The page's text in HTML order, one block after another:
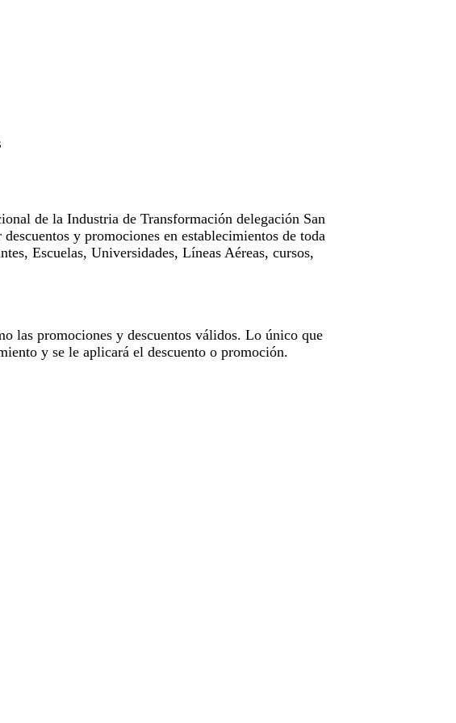
de la Industria de Transformación delegación San
y promociones en establecimientos de toda
Escuelas, Universidades, Líneas Aéreas, cursos,
las promociones y descuentos válidos. Lo único que
y se le aplicará el descuento o promoción.